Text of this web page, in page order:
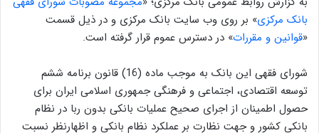
بانک مرکزی» بر روی وب سایت بانک مرکزی و در ذیل قسمت
«قوانین و مقررات» در دسترس عموم قرار گرفته است.
شورای فقهی این بانک به موجب ماده (16) قانون برنامه ششم
توسعه اقتصادی، اجتماعی و فرهنگی جمهوری اسلامی ﺍﻳﺮﺍﻥ برای
حصول اطمینان از اجرای صحیح عملیات بانکی بدون ربا در نظام
بانکی کشور و جهت نظارت بر عملکرد نظام بانکی و اظهارنظر نسبت